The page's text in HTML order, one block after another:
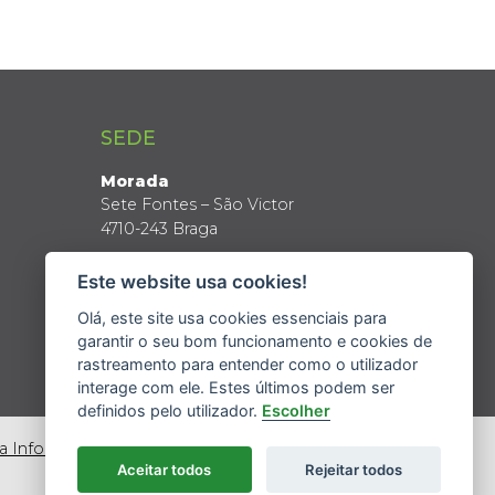
SEDE
Morada
Sete Fontes – São Victor
4710-243 Braga
Latitude: 41º 34’ N
Longitude: 8º 24’ W
Informação
Este website usa cookies!
Olá, este site usa cookies essenciais para
garantir o seu bom funcionamento e cookies de
rastreamento para entender como o utilizador
interage com ele. Estes últimos podem ser
definidos pelo utilizador. Escolher
Aceitar todos Rejeitar todos